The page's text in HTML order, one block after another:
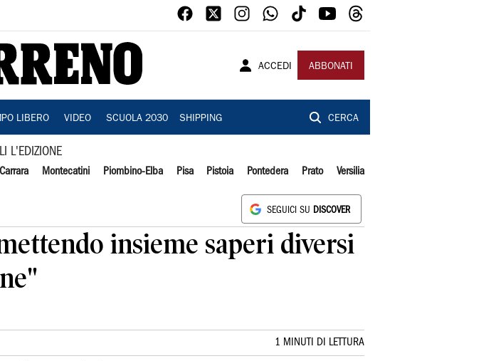
ACCEDI ABBONATI
LIBERO VIDEO SCUOLA 2030 SHIPPING CERCA
L'EDIZIONE
Montecatini Piombino-Elba Pisa Pistoia Pontedera Prato Versilia
SEGUICI SU DISCOVER
insieme saperi diversi
1 MINUTI DI LETTURA